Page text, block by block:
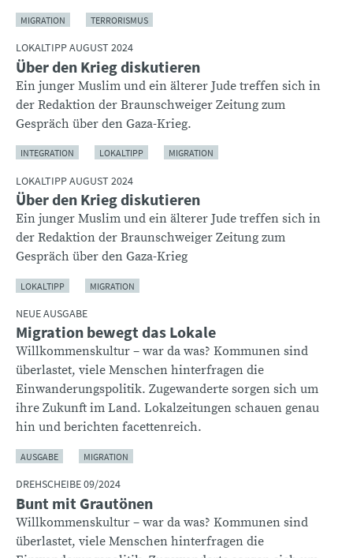
MIGRATION TERRORISMUS
LOKALTIPP AUGUST 2024
Über den Krieg diskutieren
Ein junger Muslim und ein älterer Jude treffen sich in
der Redaktion der Braunschweiger Zeitung zum
Gespräch über den Gaza-Krieg.
INTEGRATION LOKALTIPP MIGRATION
LOKALTIPP AUGUST 2024
Über den Krieg diskutieren
Ein junger Muslim und ein älterer Jude treffen sich in
der Redaktion der Braunschweiger Zeitung zum
Gespräch über den Gaza-Krieg
LOKALTIPP MIGRATION
NEUE AUSGABE
Migration bewegt das Lokale
Willkommenskultur – war da was? Kommunen sind
überlastet, viele Menschen hinterfragen die
Einwanderungspolitik. Zugewanderte sorgen sich um
ihre Zukunft im Land. Lokalzeitungen schauen genau
hin und berichten facettenreich.
AUSGABE MIGRATION
DREHSCHEIBE 09/2024
Bunt mit Grautönen
Willkommenskultur – war da was? Kommunen sind
überlastet, viele Menschen hinterfragen die